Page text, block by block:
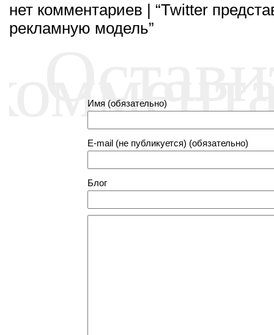
нет комментариев | “Twitter
рекламную модель”
Имя (обязательно)
E-mail (не публикуется) (обязательно)
Блог